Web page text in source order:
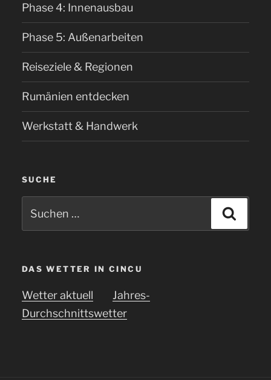
Phase 4: Innenausbau
Phase 5: Außenarbeiten
Reiseziele & Regionen
Rumänien entdecken
Werkstatt & Handwerk
SUCHE
DAS WETTER IN CINCU
Wetter aktuell
Jahres-
Durchschnittswetter